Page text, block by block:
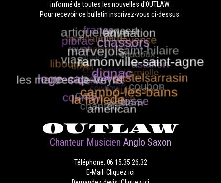
informé de toutes les nouvelles d'OUTLAW.
Pour recevoir ce bulletin inscrivez-vous ci-dessus.
OUTLAW
Chanteur Musicien Anglo Saxon
Téléphone: 06.15.35.26.32
E-Mail: Cliquez ici